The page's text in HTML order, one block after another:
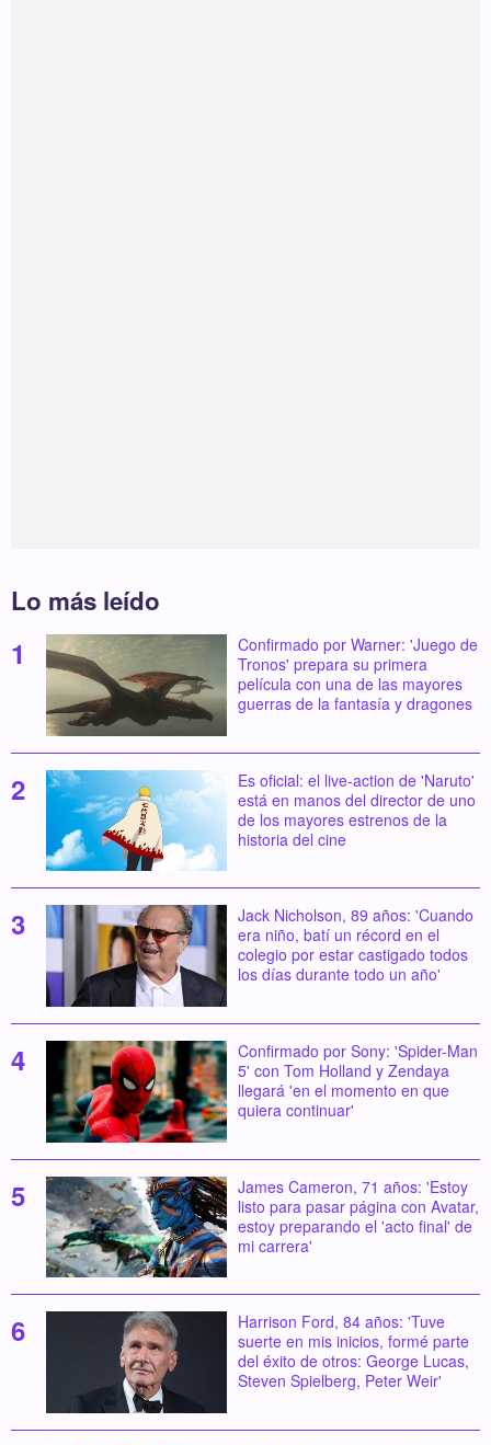
Lo más leído
Confirmado por Warner: 'Juego de
Tronos' prepara su primera
película con una de las mayores
guerras de la fantasía y dragones
Es oficial: el live-action de 'Naruto'
está en manos del director de uno
de los mayores estrenos de la
historia del cine
Jack Nicholson, 89 años: 'Cuando
era niño, batí un récord en el
colegio por estar castigado todos
los días durante todo un año'
Confirmado por Sony: 'Spider-Man
5' con Tom Holland y Zendaya
llegará 'en el momento en que
quiera continuar'
James Cameron, 71 años: 'Estoy
listo para pasar página con Avatar,
estoy preparando el 'acto final' de
mi carrera'
Harrison Ford, 84 años: 'Tuve
suerte en mis inicios, formé parte
del éxito de otros: George Lucas,
Steven Spielberg, Peter Weir'